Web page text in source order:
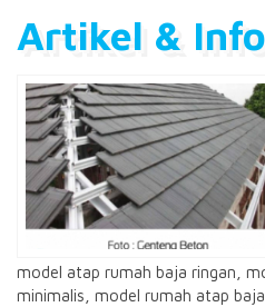
Artikel &
model atap rumah baja ringan,
minimalis, model rumah atap